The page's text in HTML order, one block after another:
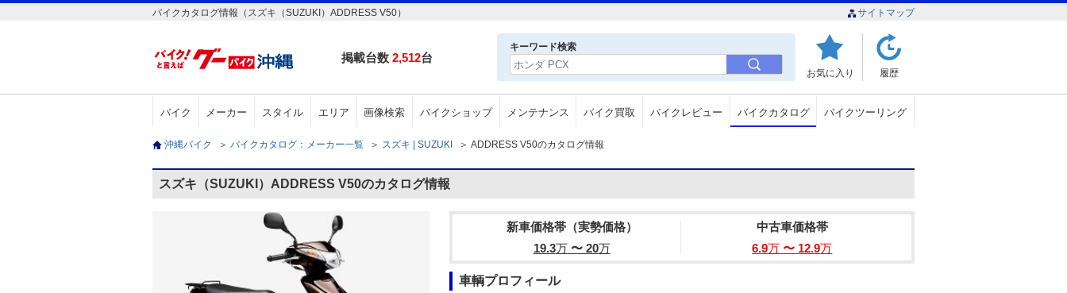
バイクカタログ情報（スズキ（SUZUKI）ADDRESS V50） サイトマップ
掲載台数 2,512台
キーワード検索
お気に入り 履歴
バイク メーカー スタイル エリア 画像検索 バイクショップ メンテナンス バイク買取 バイクレビュー バイクカタログ バイクツーリング
沖縄バイク ＞ バイクカタログ：メーカー一覧 ＞ スズキ | SUZUKI ＞ ADDRESS V50のカタログ情報
スズキ（SUZUKI）ADDRESS V50のカタログ情報
新車価格帯（実勢価格）
19.3万〜 20万
中古車価格帯
6.9万 〜 12.9万
車輌プロフィール